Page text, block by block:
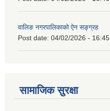
वालिङ नगरपालिकाको ऐन सङ्ग्रह
Post date: 04/02/2026 - 16:45
सामाजिक सुरक्षा